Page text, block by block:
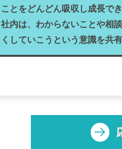
ことをどんどん吸収し成長で
社内は、わからないことや相
くしていこうという意識を共有